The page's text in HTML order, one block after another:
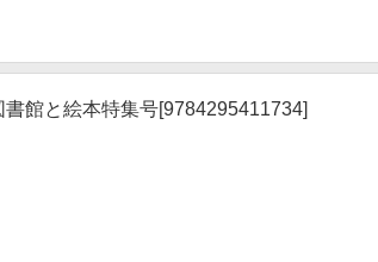
館と絵本特集号[9784295411734]